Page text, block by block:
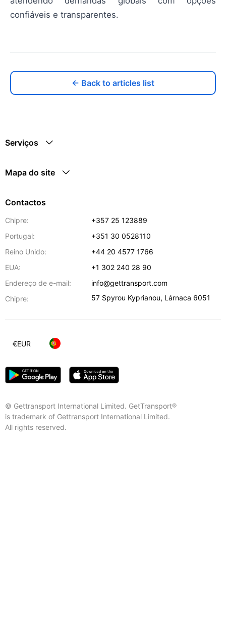
confiáveis e transparentes.
← Back to articles list
Serviços
Mapa do site
Contactos
Chipre:
+357 25 123889
Portugal:
+351 30 0528110
Reino Unido:
+44 20 4577 1766
EUA:
+1 302 240 28 90
Endereço de e-mail:
info@gettransport.com
Chipre:
57 Spyrou Kyprianou, Lárnaca 6051
© Gettransport International Limited. GetTransport®
is trademark of Gettransport International Limited.
All rights reserved.
€EUR